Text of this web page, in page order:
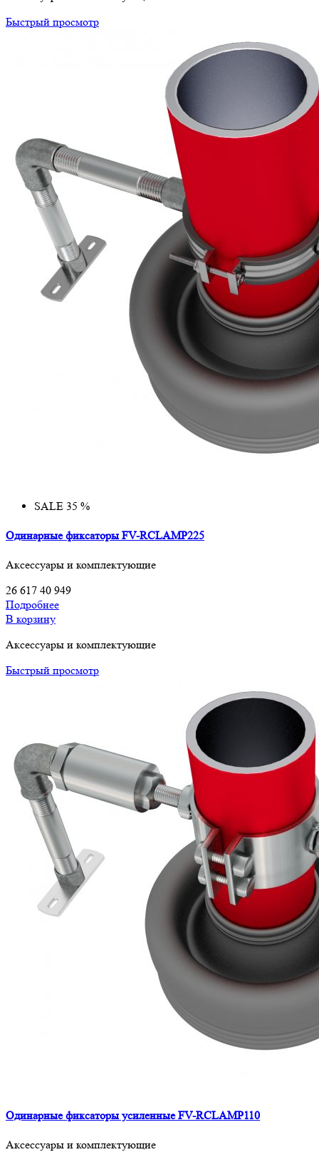
Быстрый просмотр
SALE 35 %
Одинарные фиксаторы FV-RCLAMP225
Аксессуары и комплектующие
26 617 40 949
Подробнее
В корзину
Аксессуары и комплектующие
Быстрый просмотр
Одинарные фиксаторы усиленные FV-RCLAMP110
Аксессуары и комплектующие